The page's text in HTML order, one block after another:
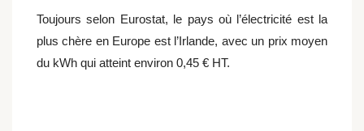
Toujours selon Eurostat, le pays où l’électricité est la
plus chère en Europe est l’Irlande, avec un prix moyen
du kWh qui atteint environ 0,45 € HT.